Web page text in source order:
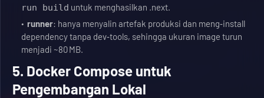
run build untuk menghasilkan .next.
runner: hanya menyalin artefak produksi dan meng‑install
dependency tanpa dev‑tools, sehingga ukuran image turun
menjadi ~80 MB.
5. Docker Compose untuk
Pengembangan Lokal